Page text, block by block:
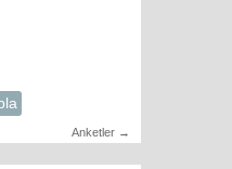
Anketler →